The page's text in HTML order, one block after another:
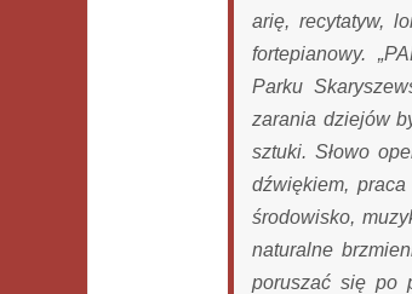
arię, recytatyw,
fortepianowy.
Parku
zarania dziejów
sztuki. Słowo
dźwiękiem,
środowisko,
naturalne
poruszać się po